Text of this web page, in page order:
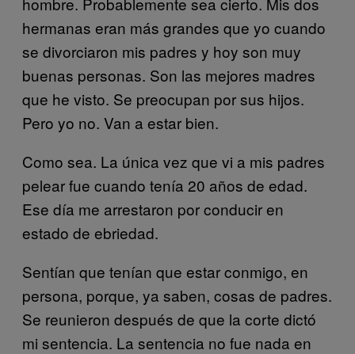
hermanas eran más grandes que yo cuando
se divorciaron mis padres y hoy son muy
buenas personas. Son las mejores madres
que he visto. Se preocupan por sus hijos.
Pero yo no. Van a estar bien.
Como sea. La única vez que vi a mis padres
pelear fue cuando tenía 20 años de edad.
Ese día me arrestaron por conducir en
estado de ebriedad.
Sentían que tenían que estar conmigo, en
persona, porque, ya saben, cosas de padres.
Se reunieron después de que la corte dictó
mi sentencia. La sentencia no fue nada en